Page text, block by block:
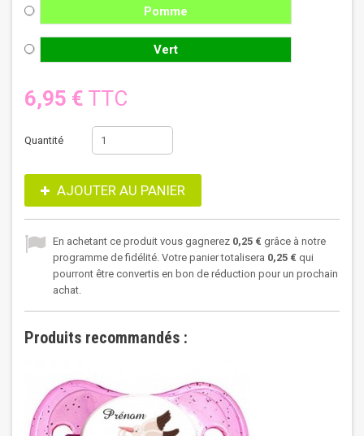
Pomme
Vert
6,95 € TTC
Quantité
AJOUTER AU PANIER
En achetant ce produit vous gagnerez 0,25 € grâce à notre
programme de fidélité. Votre panier totalisera 0,25 € qui
pourront être convertis en bon de réduction pour un prochain
achat.
Produits recommandés :